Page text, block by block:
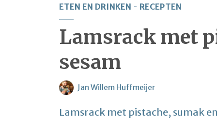
ETEN EN DRINKEN RECEPTEN
Lamsrack met
sesam
Jan Willem Huffmeijer
Lamsrack met pistache, sumak